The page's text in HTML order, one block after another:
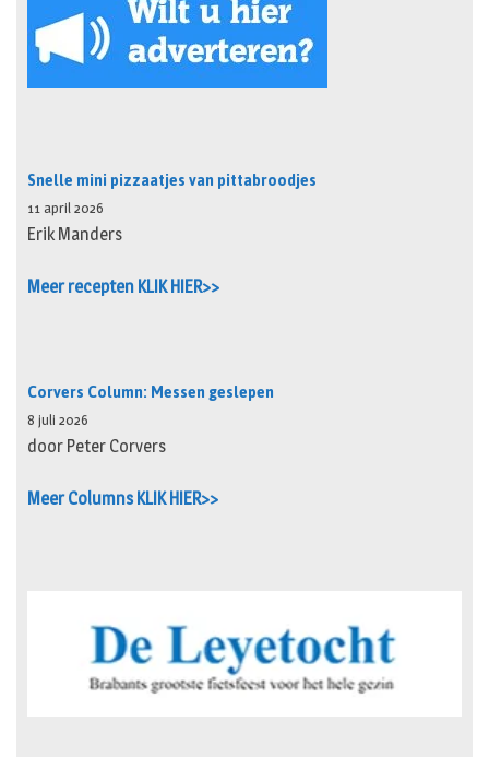
Snelle mini pizzaatjes van pittabroodjes
11 april 2026
Erik Manders
Meer recepten KLIK HIER>>
Corvers Column: Messen geslepen
8 juli 2026
door Peter Corvers
Meer Columns KLIK HIER>>